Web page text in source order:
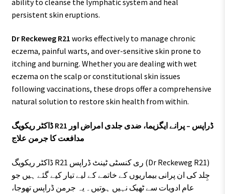
persistent skin eruptions.
Dr Reckeweg R21 works effectively to manage chronic
eczema, painful warts, and over-sensitive skin prone to
itching and burning. Whether you are dealing with wet
eczema on the scalp or constitutional skin issues
following vaccinations, these drops offer a comprehensive
natural solution to restore skin health from within.
ڈاکٹر ریکویگ R21 ڈراپس – پرانے ایگزیما، ضدی جلدی امراض اور
مدافعت کا جرمن علاج
ڈاکٹر ریکویگ R21 ری کنسٹی ٹینٹ ڈراپس (Dr Reckeweg R21)
جِلد کی ان پرانی بیماریوں کے خاتمے کے لیے تیار کیے گئے ہیں جو
عام ادویات سے ٹھیک نہیں ہوتیں۔ یہ جرمن ڈراپس تھوجا،